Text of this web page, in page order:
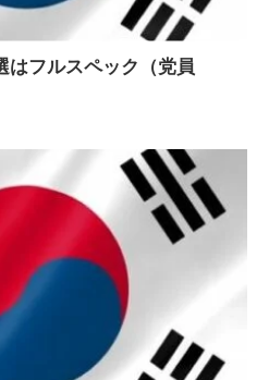
はフルスペック（党員